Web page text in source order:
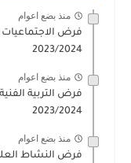
منذ بضع اعوام
فرض
2023/2024
منذ بضع اعوام
فرض التربية
2023/2024
منذ بضع اعوام
فرض النشاط